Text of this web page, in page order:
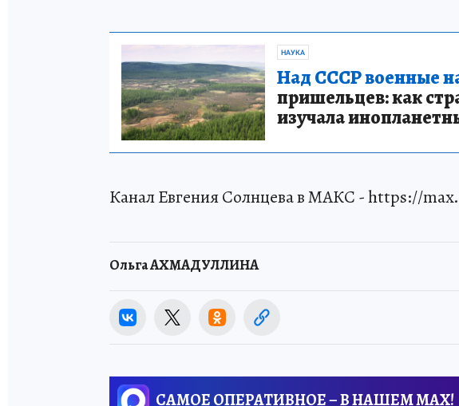
НАУКА
Над СССР военные
пришельцев: как
изучала
Канал Евгения Солнцева в МАКС - https://
Ольга АХМАДУЛЛИНА
САМОЕ ОПЕРАТИВНОЕ – В НАШЕМ MAX!